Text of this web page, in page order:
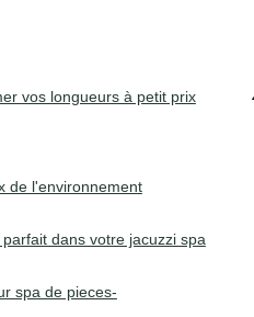
vos longueurs à petit prix
de l'environnement
dans votre jacuzzi spa
spa de pieces-